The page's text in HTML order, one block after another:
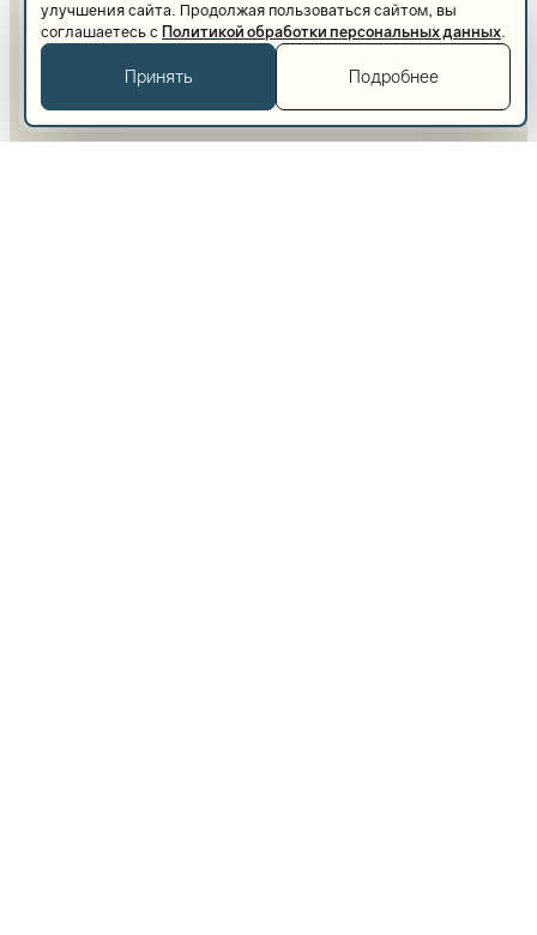
улучшения сайта. Продолжая пользоваться сайтом, вы
соглашаетесь с Политикой обработки персональных данных.
Принять Подробнее